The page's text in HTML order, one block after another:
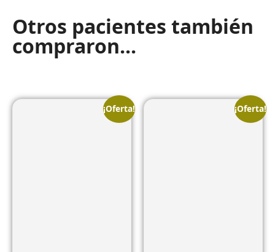
Otros pacientes también
compraron...
¡Oferta! ¡Oferta!